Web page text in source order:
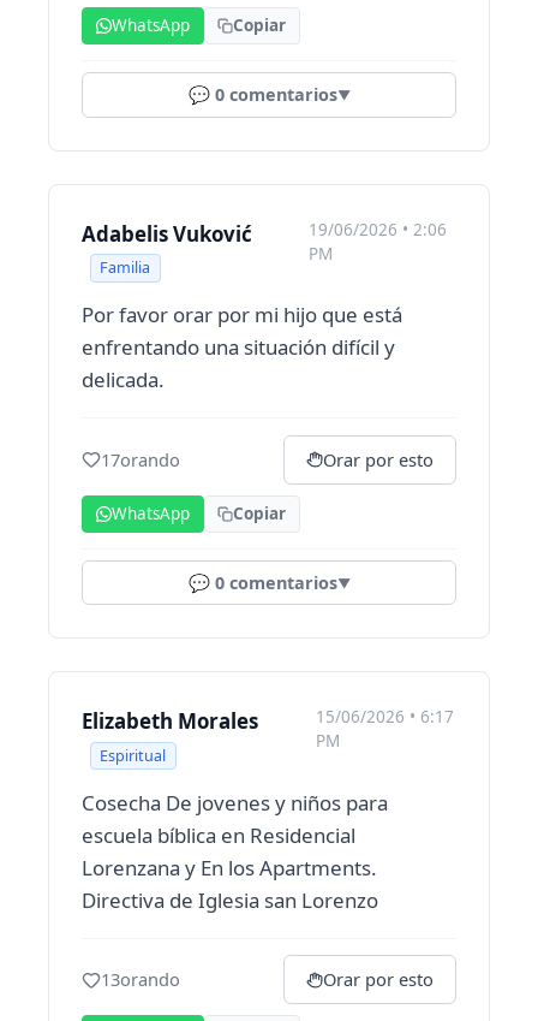
WhatsApp Copiar
💬 0comentarios▼
Adabelis Vuković
Familia
19/06/2026 • 2:06
PM
Por favor orar por mi hijo que está
enfrentando una situación difícil y
delicada.
17orando Orar por esto
WhatsApp Copiar
💬 0comentarios▼
Elizabeth Morales
Espiritual
15/06/2026 • 6:17
PM
Cosecha De jovenes y niños para
escuela bíblica en Residencial
Lorenzana y En los Apartments.
Directiva de Iglesia san Lorenzo
13orando Orar por esto